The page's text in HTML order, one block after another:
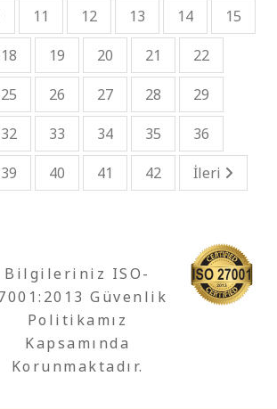
11 12 13 14
15
18 19 20 21
22
25 26 27 28
29
32 33 34 35
36
39 40 41 42 İleri
Bilgileriniz ISO-
Güvenlik
Politikamız
Kapsamında
Korunmaktadır.